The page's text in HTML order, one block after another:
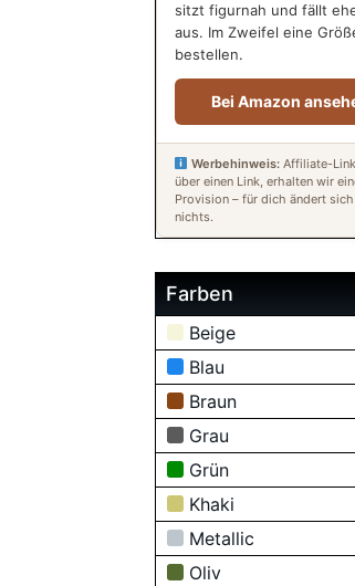
sitzt figurnah und fällt
aus. Im Zweifel eine
bestellen.
Bei Amazon
Werbehinweis: Affiliate-
über einen Link, erhalten wir
Provision – für dich ändert sich
nichts.
Farben
Beige
Blau
Braun
Grau
Grün
Khaki
Metallic
Oliv